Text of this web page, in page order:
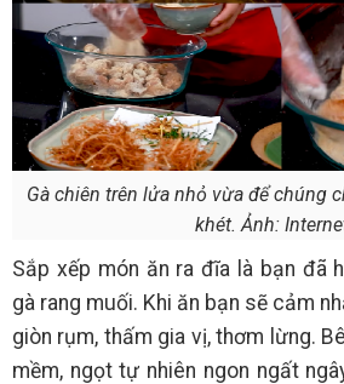
Gà chiên trên lửa nhỏ vừa để chúng
khét. Ảnh:
Sắp xếp món ăn ra đĩa là bạn đã
gà rang muối. Khi ăn bạn sẽ cảm
giòn rụm, thấm gia vị, thơm lừng.
mềm, ngọt tự nhiên ngon ngất